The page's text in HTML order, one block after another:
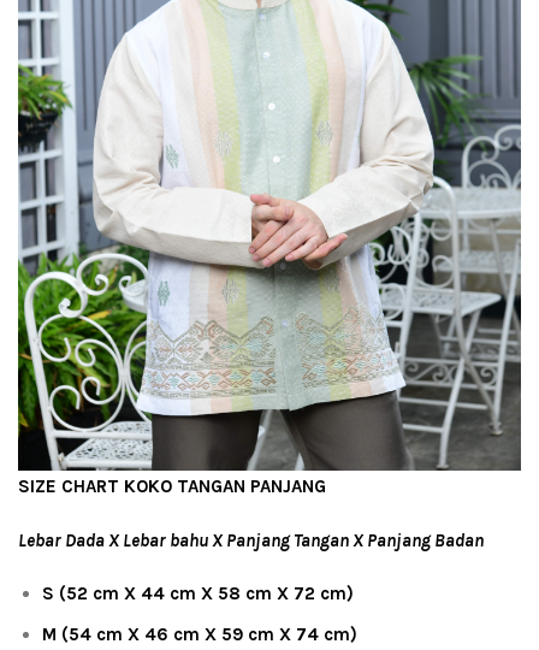
SIZE CHART KOKO TANGAN PANJANG
Lebar Dada X Lebar bahu X Panjang Tangan X Panjang Badan
S (52 cm X 44 cm X 58 cm X 72 cm)
M (54 cm X 46 cm X 59 cm X 74 cm)